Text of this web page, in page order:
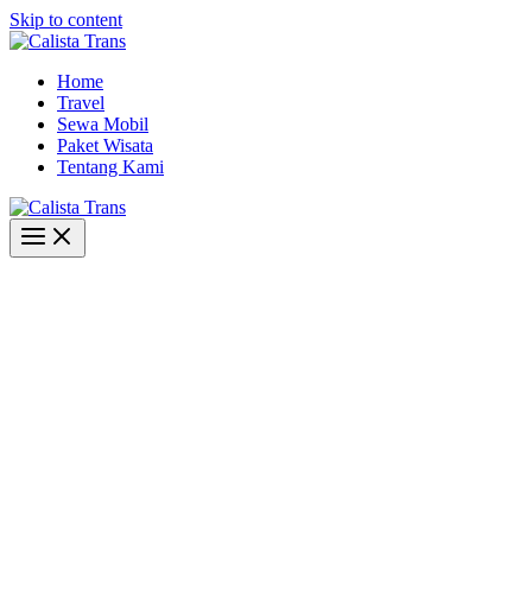
Skip to content
Home
Travel
Sewa Mobil
Paket Wisata
Tentang Kami